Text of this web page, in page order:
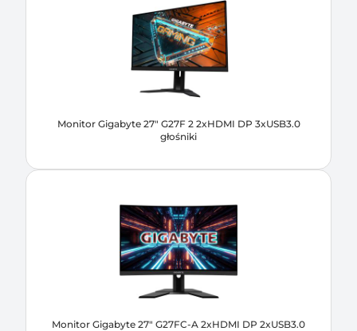
Monitor Gigabyte 27" G27F 2 2xHDMI DP 3xUSB3.0
głośniki
Monitor Gigabyte 27" G27FC-A 2xHDMI DP 2xUSB3.0